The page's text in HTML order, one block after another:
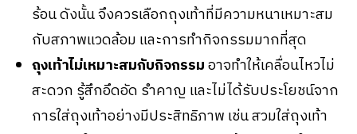
ร้อน ดังนั้น จึงควรเลือกถุงเท้าที่มีความหนาเหมาะสม
กับสภาพแวดล้อม และการทำกิจกรรมมากที่สุด
ถุงเท้าไม่เหมาะสมกับกิจกรรมอาจทำให้เคลื่อนไหวไม่
สะดวก รู้สึกอึดอัด รำคาญ และไม่ได้รับประโยชน์จาก
การใส่ถุงเท้าอย่างมีประสิทธิภาพ เช่น สวมใส่ถุงเท้า